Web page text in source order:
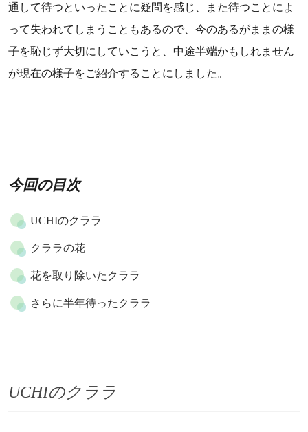
通して待つといったことに疑問を感じ、また待つことによ
って失われてしまうこともあるので、今のあるがままの様
子を恥じず大切にしていこうと、中途半端かもしれません
が現在の様子をご紹介することにしました。
今回の目次
UCHIのクララ
クララの花
花を取り除いたクララ
さらに半年待ったクララ
UCHIのクララ